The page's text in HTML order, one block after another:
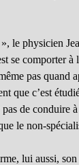
le physicien
se comporter
pas quand
que c’est
de conduire
le non-
lui aussi,